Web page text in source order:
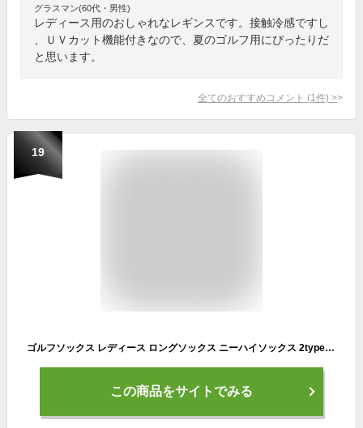
グラスマン(60代・男性)
レディース用のおしゃれなレギンスです。接触冷感ですし
、ＵＶカット機能付きなので、夏のゴルフ用にぴったりだ
と思います。
全てのおすすめコメント (1 件) >
19
ゴルフソックス レディース ロングソックス ニーハイソックス 2type スポーツ カジュアル 涼感 パンツ 接触冷感 涼しい 夏 ゴルフ 靴下 着圧ソックス
この商品をサイトでみる